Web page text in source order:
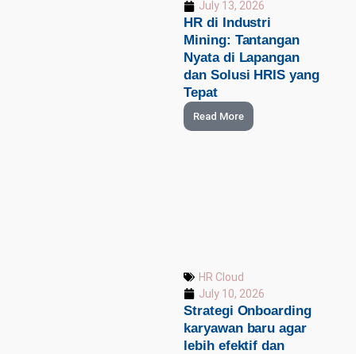
July 13, 2026
HR di Industri
Mining: Tantangan
Nyata di Lapangan
dan Solusi HRIS yang
Tepat
Read More
HR Cloud
July 10, 2026
Strategi Onboarding
karyawan baru agar
lebih efektif dan